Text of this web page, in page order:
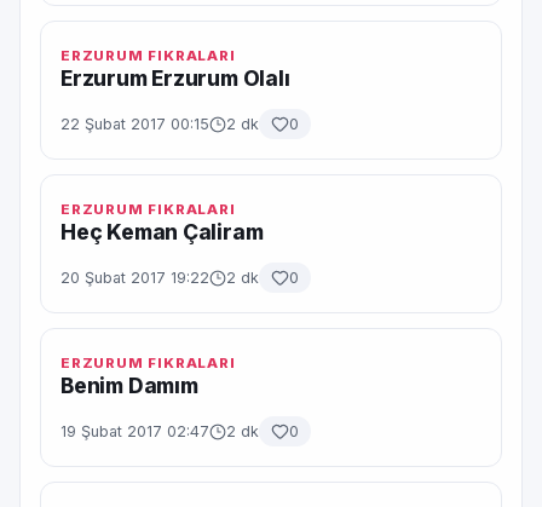
ERZURUM FIKRALARI
Erzurum Erzurum Olalı
22 Şubat 2017 00:15 2 dk 0
ERZURUM FIKRALARI
Heç Keman Çaliram
20 Şubat 2017 19:22 2 dk 0
ERZURUM FIKRALARI
Benim Damım
19 Şubat 2017 02:47 2 dk 0